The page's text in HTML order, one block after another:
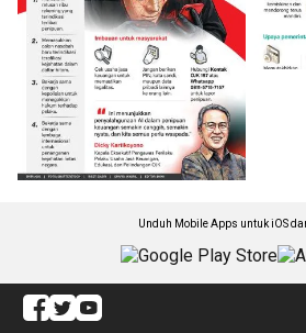
Unduh Mobile Apps untuk iOS